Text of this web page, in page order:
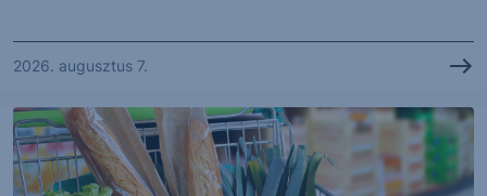
2026. augusztus 7.